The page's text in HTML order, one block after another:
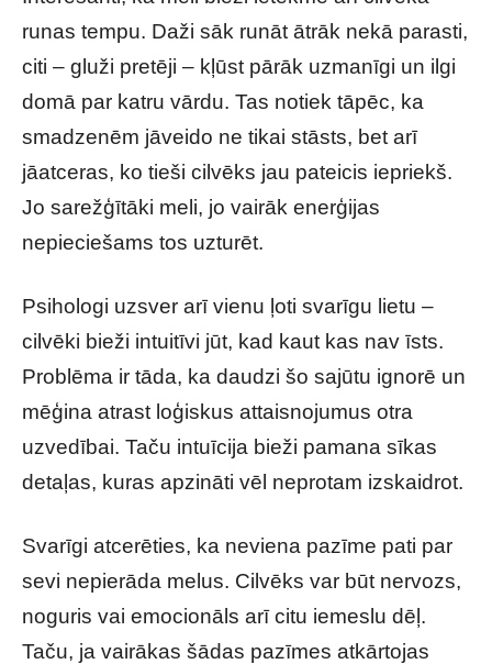
runas tempu. Daži sāk runāt ātrāk nekā parasti,
citi – gluži pretēji – kļūst pārāk uzmanīgi un ilgi
domā par katru vārdu. Tas notiek tāpēc, ka
smadzenēm jāveido ne tikai stāsts, bet arī
jāatceras, ko tieši cilvēks jau pateicis iepriekš.
Jo sarežģītāki meli, jo vairāk enerģijas
nepieciešams tos uzturēt.
Psihologi uzsver arī vienu ļoti svarīgu lietu –
cilvēki bieži intuitīvi jūt, kad kaut kas nav īsts.
Problēma ir tāda, ka daudzi šo sajūtu ignorē un
mēģina atrast loģiskus attaisnojumus otra
uzvedībai. Taču intuīcija bieži pamana sīkas
detaļas, kuras apzināti vēl neprotam izskaidrot.
Svarīgi atcerēties, ka neviena pazīme pati par
sevi nepierāda melus. Cilvēks var būt nervozs,
noguris vai emocionāls arī citu iemeslu dēļ.
Taču, ja vairākas šādas pazīmes atkārtojas